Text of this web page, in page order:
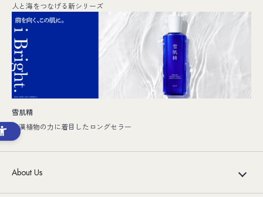
人と海をつなげる新シリーズ
雪肌精
和漢植物の力に着目したロングセラー
About Us